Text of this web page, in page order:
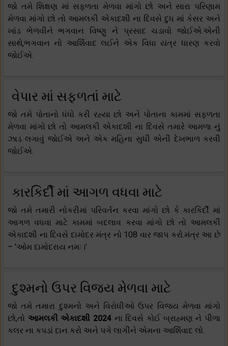
જો તમે શિક્ષણ માં સફળતા મેળવા માંગો છો અને સારા પરિણામ
મેળવા માંગો છો તો આમલકી એકાદશી ના દિવસે દુધ માં કેસર અને
ખાંડ ભેળવીને ભગવાન વિષ્ણુ ને પ્રસાદ ચડાવો જોઈએ.એની
સાથે,ભગવાન નો આર્શિવાદ લઈને એક વિધા યંત્ર ધારણ કરવો
જોઈએ.
વેપાર માં સફળતાં માટે
જો તમે પોતાનો ધંધો કરી રહ્યા છો અને પોતાના કામમાં સફળતા
મેળવા માંગો છો તો આમલકી એકાદશી ના દિવસે તમારે આમળા નું
ઝાડ લગાવું જોઈએ અને એક મહિના સુધી એની દેખભાળ કરવી
જોઈએ.
કારકિર્દી માં આગળ વધવા માટે
જો તમે તમારી નોકરીમાં પરિવર્તન કરવા માંગો છો કે કારકિર્દી માં
આગળ વધવા માટે કામમાં બદલાવ કરવા માંગો છો તો આમલકી
એકાદશી ના દિવસે દામોદર મંત્ર નો 108 વાર જાપ કરો.મંત્ર આ છે
– 'ઓમ દામોદરાય નમઃ।'
દુશ્મનો ઉપર વિજય મેળવા માટે
જો તમે તમારા દુશ્મનો અને વિરોધીઓ ઉપર વિજય મેળવા માંગો
છો,તો આમલકી એકાદશી 2024 ના દિવસે કોઈ બ્રાહ્મણ ને પીળા
કલર ના કપડાં દાન કરો અને પગે લાગીને એમના આર્શિવાદ લો.